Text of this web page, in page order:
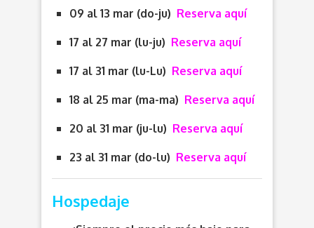
09 al 13 mar (do-ju) Reserva aquí
17 al 27 mar (lu-ju) Reserva aquí
17 al 31 mar (lu-Lu) Reserva aquí
18 al 25 mar (ma-ma) Reserva aquí
20 al 31 mar (ju-lu) Reserva aquí
23 al 31 mar (do-lu) Reserva aquí
Hospedaje